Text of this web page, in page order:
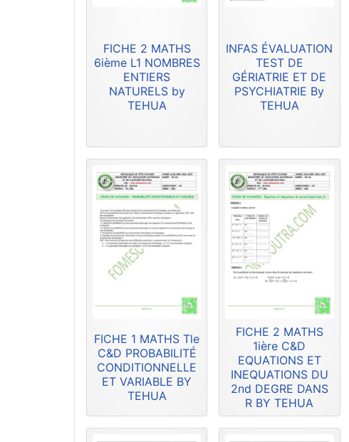
FICHE 2 MATHS
6ième L1 NOMBRES
ENTIERS
NATURELS by
TEHUA
INFAS ÉVALUATION
TEST DE
GÉRIATRIE ET DE
PSYCHIATRIE By
TEHUA
FICHE 1 MATHS Tle
C&D PROBABILITÉ
CONDITIONNELLE
ET VARIABLE BY
TEHUA
FICHE 2 MATHS
1ière C&D
EQUATIONS ET
INEQUATIONS DU
2nd DEGRE DANS
R BY TEHUA